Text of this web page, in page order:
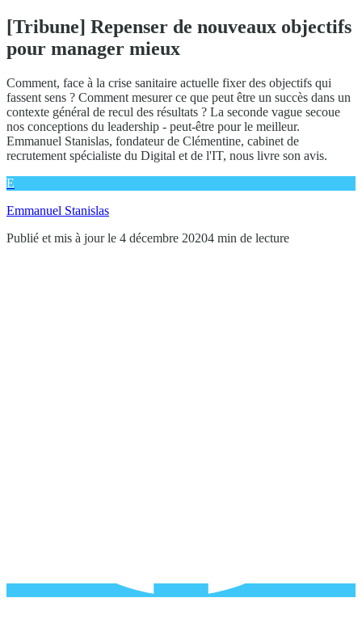
[Tribune] Repenser de nouveaux objectifs
pour manager mieux
Comment, face à la crise sanitaire actuelle fixer des objectifs qui
fassent sens ? Comment mesurer ce que peut être un succès dans un
contexte général de recul des résultats ? La seconde vague secoue
nos conceptions du leadership - peut-être pour le meilleur.
Emmanuel Stanislas, fondateur de Clémentine, cabinet de
recrutement spécialiste du Digital et de l'IT, nous livre son avis.
E
Emmanuel Stanislas
Publié et mis à jour le 4 décembre 20204 min de lecture